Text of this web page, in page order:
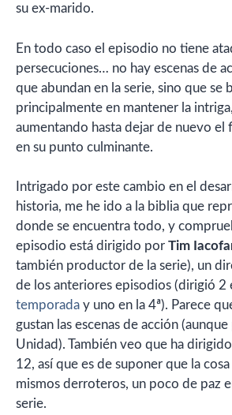
su ex-marido.
En todo caso el episodio no tiene
persecuciones… no hay escenas de
que abundan en la serie, sino que se
principalmente en mantener la
aumentando hasta dejar de nuevo el
en su punto culminante.
Intrigado por este cambio en el
historia, me he ido a la biblia que
donde se encuentra todo, y
episodio está dirigido por Tim
también productor de la serie), un
de los anteriores episodios (dirigió 2
temporada y uno en la 4ª). Parece
gustan las escenas de acción (aunque
Unidad). También veo que ha
12, así que es de suponer que la
mismos derroteros, un poco de paz
serie.